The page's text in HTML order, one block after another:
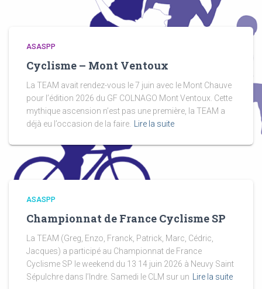
ASASPP
Cyclisme – Mont Ventoux
La TEAM avait rendez-vous le 7 juin avec le Mont Chauve
pour l’édition 2026 du GF COLNAGO Mont Ventoux. Cette
mythique ascension n’est pas une première, la TEAM a
déjà eu l’occasion de la faire.
Lire la suite
ASASPP
Championnat de France Cyclisme SP
La TEAM (Greg, Enzo, Franck, Patrick, Marc, Cédric,
Jacques) a participé au Championnat de France
Cyclisme SP le weekend du 13 14 juin 2026 à Neuvy Saint
Sépulchre dans l’Indre. Samedi le CLM sur un
Lire la suite